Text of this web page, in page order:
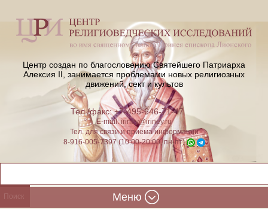
Центр создан по благословению Святейшего Патриарха
Алексия II, занимается проблемами новых религиозных
движений, сект и культов
Тел./факс: +7-495-646-71-47
E-mail:iriney@iriney.ru
Тел. для связи и приёма информации
8-916-005-7397 (10:00-20:00, пн-пт)
Меню